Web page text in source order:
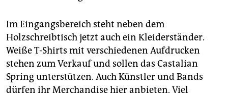
Im Eingangsbereich steht neben dem
Holzschreibtisch jetzt auch ein Kleiderständer.
Weiße T-Shirts mit verschiedenen Aufdrucken
stehen zum Verkauf und sollen das Castalian
Spring unterstützen. Auch Künstler und Bands
dürfen ihr Merchandise hier anbieten. Viel